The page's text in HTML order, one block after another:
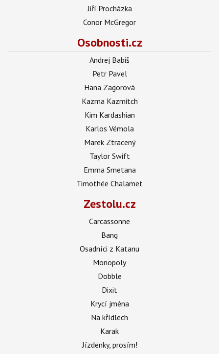
Jiří Procházka
Conor McGregor
Osobnosti.cz
Andrej Babiš
Petr Pavel
Hana Zagorová
Kazma Kazmitch
Kim Kardashian
Karlos Vémola
Marek Ztracený
Taylor Swift
Emma Smetana
Timothée Chalamet
Zestolu.cz
Carcassonne
Bang
Osadníci z Katanu
Monopoly
Dobble
Dixit
Krycí jména
Na křídlech
Karak
Jízdenky, prosím!